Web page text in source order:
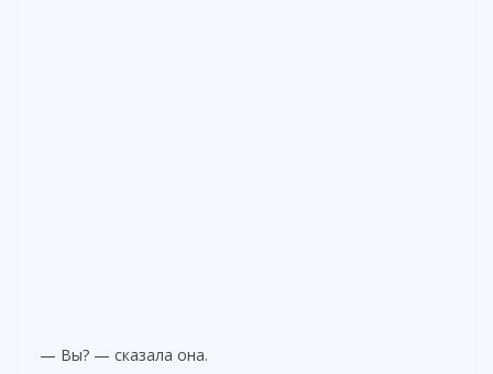
— Вы? — сказала она.